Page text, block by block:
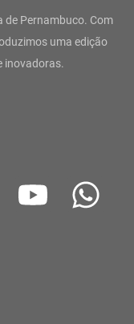
de Pernambuco. Com
uma edição
inovadoras.
Y
W